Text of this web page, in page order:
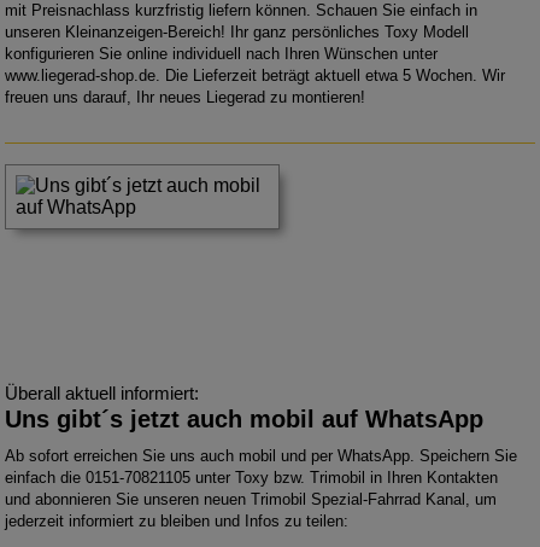
mit Preisnachlass kurzfristig liefern können. Schauen Sie einfach in
unseren Kleinanzeigen-Bereich! Ihr ganz persönliches Toxy Modell
konfigurieren Sie online individuell nach Ihren Wünschen unter
www.liegerad-shop.de. Die Lieferzeit beträgt aktuell etwa 5 Wochen. Wir
freuen uns darauf, Ihr neues Liegerad zu montieren!
Überall aktuell informiert:
Uns gibt´s jetzt auch mobil auf WhatsApp
Ab sofort erreichen Sie uns auch mobil und per WhatsApp. Speichern Sie
einfach die 0151-70821105 unter Toxy bzw. Trimobil in Ihren Kontakten
und abonnieren Sie unseren neuen Trimobil Spezial-Fahrrad Kanal, um
jederzeit informiert zu bleiben und Infos zu teilen: